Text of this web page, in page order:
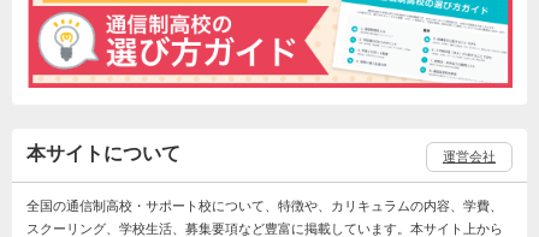
本サイトについて 運営会社
全国の通信制高校・サポート校について、特徴や、カリキュラムの内容、学費、
スクーリング、学校生活、募集要項など豊富に掲載しています。本サイト上から